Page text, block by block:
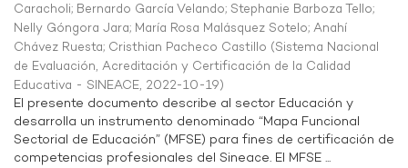
Caracholi; Bernardo García Velando; Stephanie Barboza Tello;
Nelly Góngora Jara; María Rosa Malásquez Sotelo; Anahí
Chávez Ruesta; Cristhian Pacheco Castillo (Sistema Nacional
de Evaluación, Acreditación y Certificación de la Calidad
Educativa - SINEACE, 2022-10-19)
El presente documento describe al sector Educación y
desarrolla un instrumento denominado “Mapa Funcional
Sectorial de Educación” (MFSE) para fines de certificación de
competencias profesionales del Sineace. El MFSE ...